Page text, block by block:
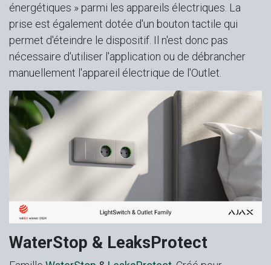
énergétiques » parmi les appareils électriques. La
prise est également dotée d'un bouton tactile qui
permet d'éteindre le dispositif. Il n'est donc pas
nécessaire d'utiliser l'application ou de débrancher
manuellement l'appareil électrique de l'Outlet.
WaterStop & LeaksProtect